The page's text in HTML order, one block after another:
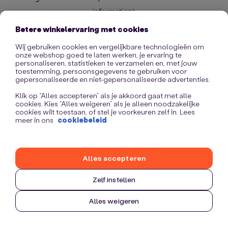
information).
Betere winkelervaring met cookies
Wij gebruiken cookies en vergelijkbare technologieën om
onze webshop goed te laten werken, je ervaring te
personaliseren, statistieken te verzamelen en, met jouw
toestemming, persoonsgegevens te gebruiken voor
gepersonaliseerde en niet-gepersonaliseerde advertenties.
Klik op “Alles accepteren” als je akkoord gaat met alle
cookies. Kies “Alles weigeren” als je alleen noodzakelijke
cookies wilt toestaan, of stel je voorkeuren zelf in. Lees
meer in ons cookiebeleid
Zelf instellen
Alles weigeren
Alles accepteren